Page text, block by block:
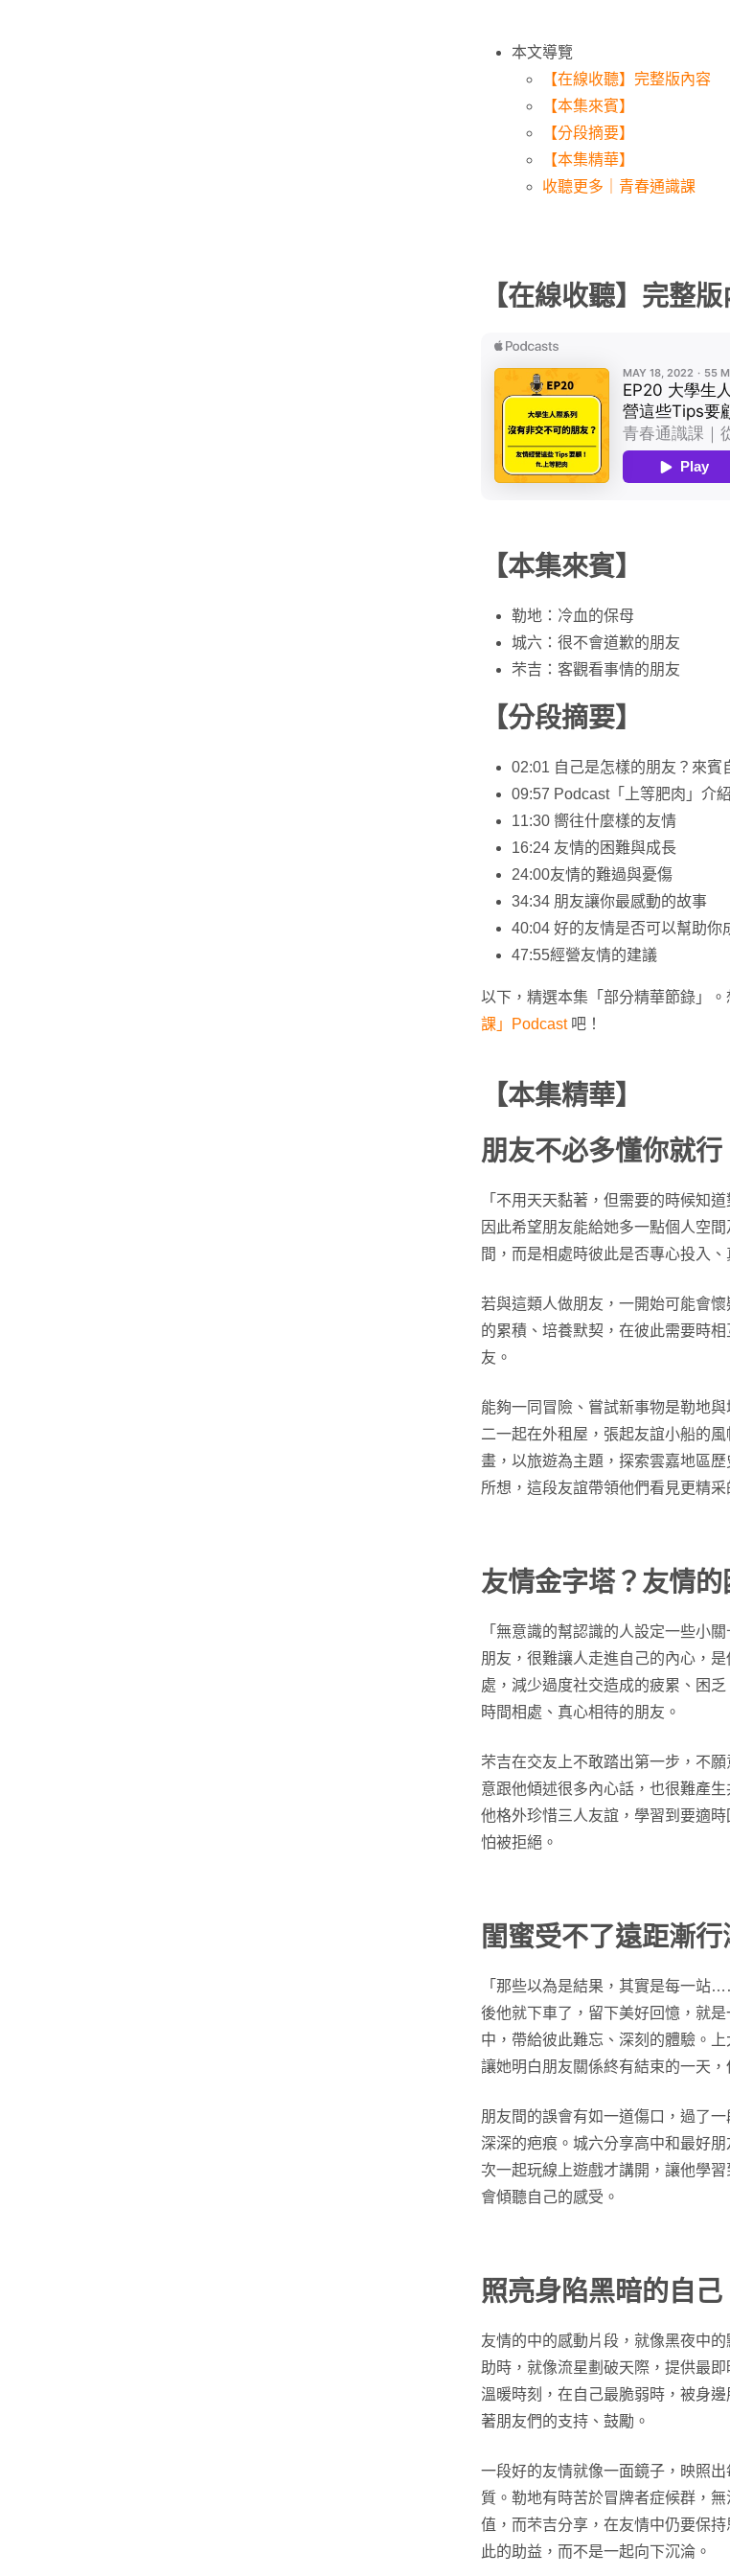
本文導覽
【在線收聽】完整版內容
【本集來賓】
【分段摘要】
【本集精華】
收聽更多｜青春通識課
【在線收聽】完整
【本集來賓】
勒地：冷血的保母
城六：很不會道歉的朋友
芣吉：客觀看事情的朋友
【分段摘要】
02:01 自己是怎樣的朋友？來賓
09:57 Podcast「上等肥肉」介紹
11:30 嚮往什麼樣的友情
16:24 友情的困難與成長
24:00友情的難過與憂傷
34:34 朋友讓你最感動的故事
40:04 好的友情是否可以幫助你
47:55經營友情的建議
以下，精選本集「部分精華節錄」
課」Podcast 吧！
【本集精華】
朋友不必多懂你就
「不用天天黏著，但需要的時候知
因此希望朋友能給她多一點個人空
間，而是相處時彼此是否專心投入、
若與這類人做朋友，一開始可能會
的累積、培養默契，在彼此需要時
友。
能夠一同冒險、嘗試新事物是勒地
二一起在外租屋，張起友誼小船的
畫，以旅遊為主題，探索雲嘉地區
所想，這段友誼帶領他們看見更精采
友情金字塔？友情的
「無意識的幫認識的人設定一些小
朋友，很難讓人走進自己的內心，
處，減少過度社交造成的疲累、困
時間相處、真心相待的朋友。
芣吉在交友上不敢踏出第一步，不
意跟他傾述很多內心話，也很難產
他格外珍惜三人友誼，學習到要適
怕被拒絕。
閨蜜受不了遠距漸
「那些以為是結果，其實是每一站
後他就下車了，留下美好回憶，就
中，帶給彼此難忘、深刻的體驗。
讓她明白朋友關係終有結束的一天，
朋友間的誤會有如一道傷口，過了
深深的疤痕。城六分享高中和最好
次一起玩線上遊戲才講開，讓他學
會傾聽自己的感受。
照亮身陷黑暗的自
友情的中的感動片段，就像黑夜中
助時，就像流星劃破天際，提供最
溫暖時刻，在自己最脆弱時，被身
著朋友們的支持、鼓勵。
一段好的友情就像一面鏡子，映照
質。勒地有時苦於冒牌者症候群，
值，而芣吉分享，在友情中仍要保
此的助益，而不是一起向下沉淪。